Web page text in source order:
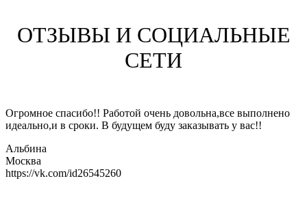
ОТЗЫВЫ И СОЦИАЛЬНЫЕ
СЕТИ
Огромное спасибо!! Работой очень довольна,все выполнено
идеально,и в сроки. В будущем буду заказывать у вас!!
Альбина
Москва
https://vk.com/id26545260